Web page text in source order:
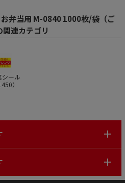
弁当用 M-0840 1000枚/袋（ご
連カテゴリ
シール
）